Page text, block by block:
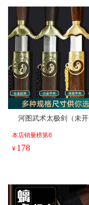
河图武术太极剑（未开
本店销量榜第6
¥ 178